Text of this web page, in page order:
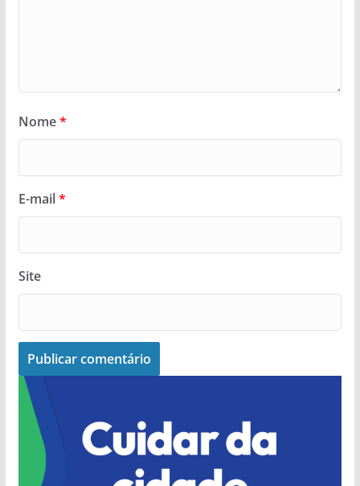
Nome*
E-mail*
Site